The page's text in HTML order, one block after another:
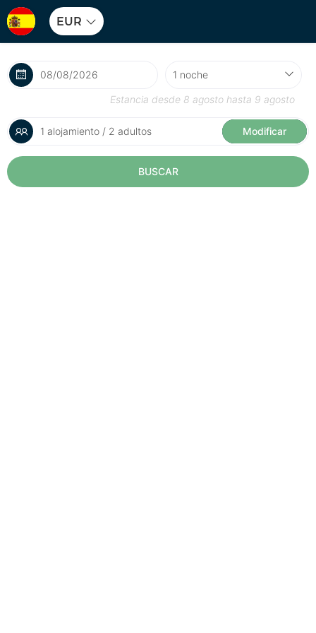
EUR
Estancia desde 8 agosto hasta 9 agosto
1 alojamiento / 2 adultos Modificar